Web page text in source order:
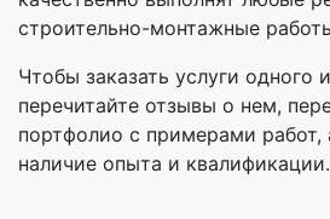
строительно-монтажные
Чтобы заказать услуги одного
перечитайте отзывы о нем,
портфолио с примерами работ,
наличие опыта и квалификации.